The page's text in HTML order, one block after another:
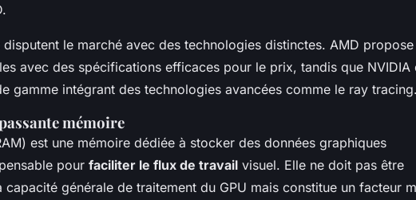
disputent le marché avec des technologies distinctes. AMD
avec des spécifications efficaces pour le prix, tandis que NVIDIA
gamme intégrant des technologies avancées comme le ray tracing.
mémoire
est une mémoire dédiée à stocker des données graphiques
pour faciliter le flux de travail visuel. Elle ne doit pas être
générale de traitement du GPU mais constitue un facteur